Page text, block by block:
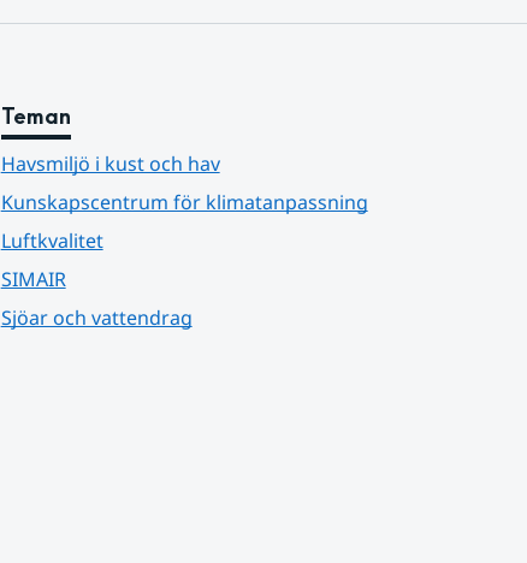
Teman
Havsmiljö i kust och hav
Kunskapscentrum för klimatanpassning
Luftkvalitet
SIMAIR
Sjöar och vattendrag